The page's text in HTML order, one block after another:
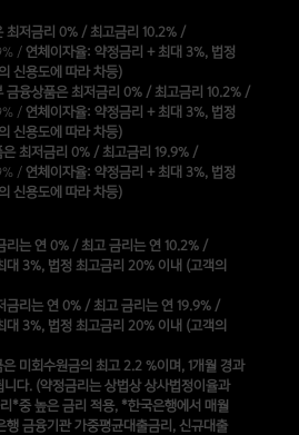
최저금리 0% / 최고금리 10.2% /
/ 연체이자율: 약정금리 + 최대 3%, 법정
신용도에 따라 차등)
금융상품은 최저금리 0% / 최고금리 10.2% /
/ 연체이자율: 약정금리 + 최대 3%, 법정
신용도에 따라 차등)
최저금리 0% / 최고금리 19.9% /
/ 연체이자율: 약정금리 + 최대 3%, 법정
신용도에 따라 차등)
리는 연 0% / 최고 금리는 연 10.2% /
대 3%, 법정 최고금리 20% 이내 (고객의
금리는 연 0% / 최고 금리는 연 19.9% /
대 3%, 법정 최고금리 20% 이내 (고객의
미회수원금의 최고 2.2 %이며, 1개월 경과
다. (약정금리는 상법상 상사법정이율과
*중 높은 금리 적용, *한국은행에서 매월
행 금융기관 가중평균대출금리, 신규대출